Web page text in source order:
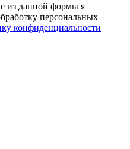
из данной формы я
персональных
конфиденциальности